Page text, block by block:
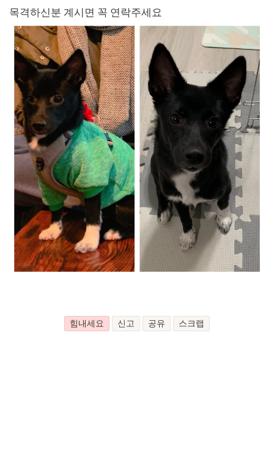
목격하신분 계시면 꼭 연락주세요
힘내세요 신고 공유 스크랩